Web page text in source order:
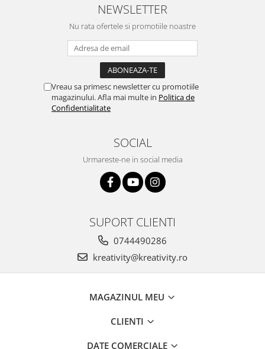
NEWSLETTER
Nu rata ofertele si promotiile noastre
Vreau sa primesc newsletter cu promotiile
magazinului. Afla mai multe in Politica de
Confidentialitate
SOCIAL
Urmareste-ne in social media
SUPORT CLIENTI
0744490286
kreativity@kreativity.ro
MAGAZINUL MEU
CLIENTI
DATE COMERCIALE